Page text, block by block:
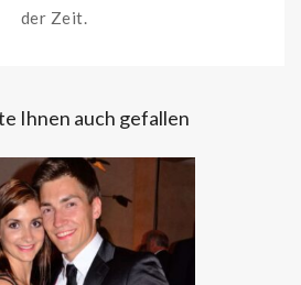
der Zeit.
Ihnen auch gefallen